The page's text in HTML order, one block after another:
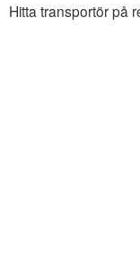
Hitta transportör på